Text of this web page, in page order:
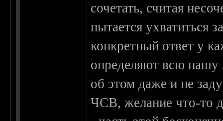
сочетать, считая
пытается ухватиться
конкретный ответ у
определяют всю
об этом даже и не
ЧСВ, желание что-то